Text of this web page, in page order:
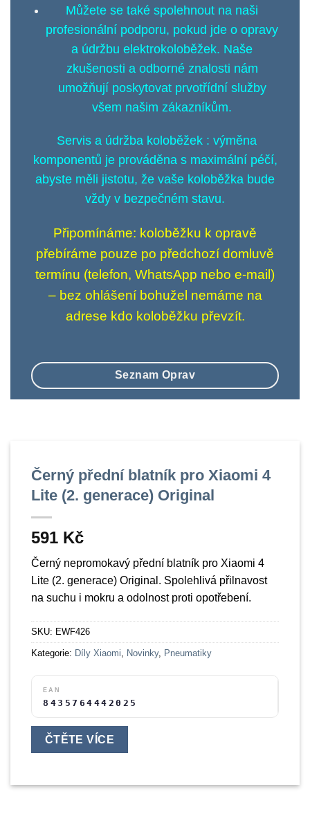
Můžete se také spolehnout na naši
profesionální podporu, pokud jde o opravy
a údržbu elektrokoloběžek. Naše
zkušenosti a odborné znalosti nám
umožňují poskytovat prvotřídní služby
všem našim zákazníkům.
Servis a údržba koloběžek : výměna
komponentů je prováděna s maximální péčí,
abyste měli jistotu, že vaše koloběžka bude
vždy v bezpečném stavu.
Připomínáme: koloběžku k opravě
přebíráme pouze po předchozí domluvě
termínu (telefon, WhatsApp nebo e-mail)
– bez ohlášení bohužel nemáme na
adrese kdo koloběžku převzít.
Seznam Oprav
Černý přední blatník pro Xiaomi 4
Lite (2. generace) Original
591 Kč
Černý nepromokavý přední blatník pro Xiaomi 4
Lite (2. generace) Original. Spolehlivá přilnavost
na suchu i mokru a odolnost proti opotřebení.
SKU: EWF426
Kategorie: Díly Xiaomi Novinky, Pneumatiky
EAN
8435764442025
ČTĚTE VÍCE